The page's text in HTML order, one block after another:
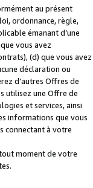
au présent
ordonnance, règle,
émanant d’une
vous avez
(d) que vous avez
déclaration ou
d’autres Offres de
utilisez une Offre de
et services, ainsi
informations que vous
connectant à votre
moment de votre